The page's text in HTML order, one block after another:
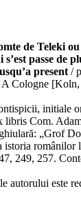
de Teleki
s’est passe de
present /
Cologne [Koln,
initiale
libris Com.
„Grof
românilor
249, 257.
autorului este